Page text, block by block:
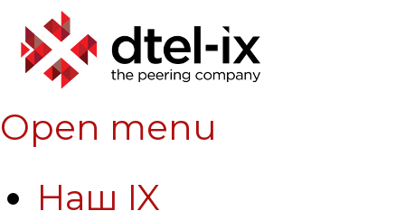
Open menu
Наш IX